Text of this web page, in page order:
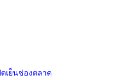
เย็นช่องตลาด